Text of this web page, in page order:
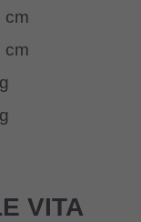
cm
cm
VITA